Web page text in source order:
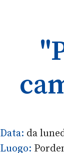
Data: da
Luogo: